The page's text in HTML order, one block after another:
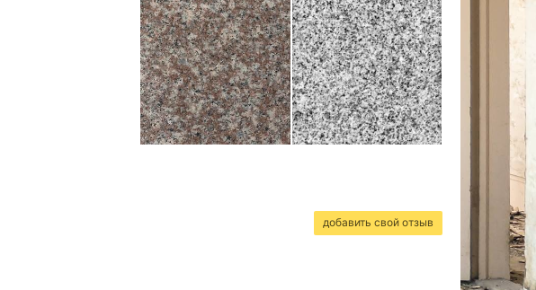
добавить свой отзыв